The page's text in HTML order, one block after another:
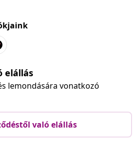
elállás
lemondására vonatkozó
való elállás